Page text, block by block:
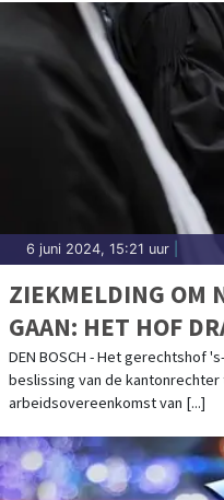
6 juni 2024, 15:21 uur
ZIEKMELDING OM
GAAN: HET HOF
DEN BOSCH - Het gerechtshof
beslissing van de
arbeidsovereenkomst van [...]